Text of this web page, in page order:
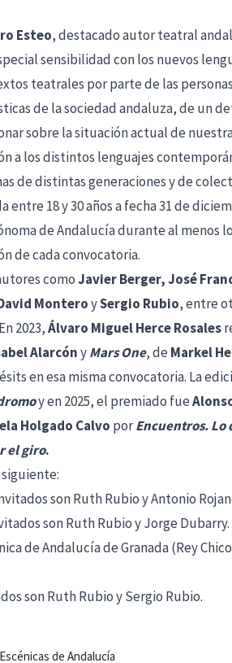
Esteo, destacado autor teatral
sensibilidad con los nuevos
teatrales por parte de las
de la sociedad andaluza, de un
sobre la situación actual de
a los distintos lenguajes
de distintas generaciones y de
18 y 30 años a fecha 31 de
de Andalucía durante al menos
de cada convocatoria.
comoJavier Berger, José
MonteroySergio Rubio, entre
2023,Álvaro Miguel HerceRosales
AlarcónyMars One, de Markel
en esa misma convocatoria. La
y en 2025, el premiado fue
Holgado Calvo porEncuentros. Lo
el giro.
son Ruth Rubio y Antonio
son Ruth Rubio y Jorge Dubarry.
de Andalucía de Granada (Rey
son Ruth Rubio y Sergio Rubio.
de Andalucía